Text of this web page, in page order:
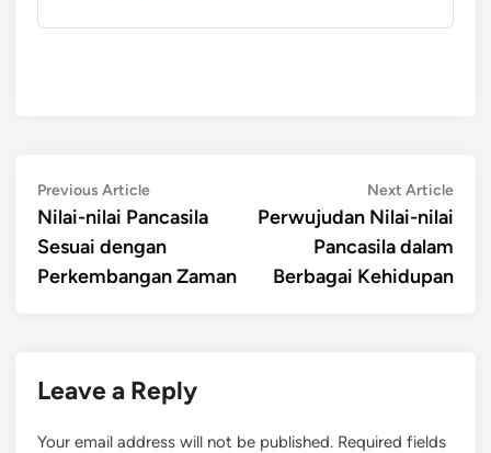
Post
navigation
Previous ArticlePrevious
article:
Nilai-nilai Pancasila
Sesuai dengan
Perkembangan Zaman
Next ArticleNext
Perwujudan Nilai-nilai
Pancasila dalam
Berbagai Kehidupan
Leave a Reply
Your email address will not be published. Required fields